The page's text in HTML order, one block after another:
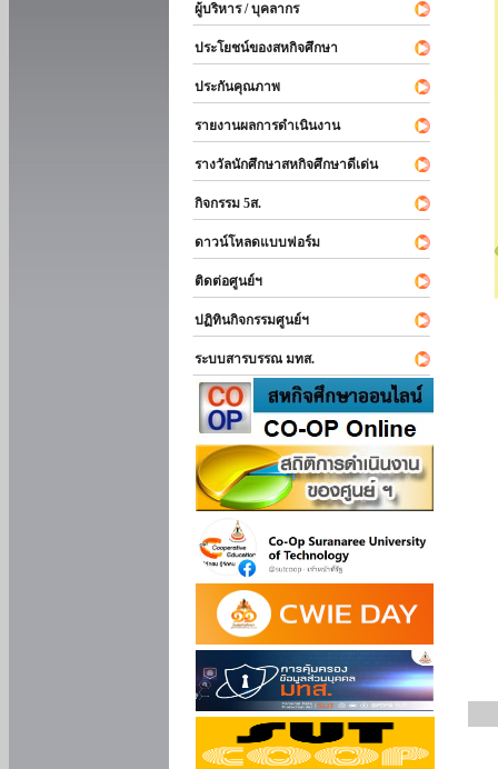
ผู้บริหาร / บุคลากร
ประโยชน์ของสหกิจศึกษา
ประกันคุณภาพ
รายงานผลการดำเนินงาน
รางวัลนักศึกษาสหกิจศึกษาดีเด่น
กิจกรรม 5ส.
ดาวน์โหลดแบบฟอร์ม
ติดต่อศูนย์ฯ
ปฏิทินกิจกรรมศูนย์ฯ
ระบบสารบรรณ มทส.